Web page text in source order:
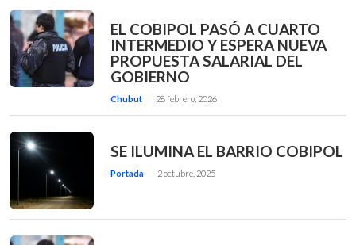
EL COBIPOL PASÓ A CUARTO
INTERMEDIO Y ESPERA NUEVA
PROPUESTA SALARIAL DEL
GOBIERNO
Chubut 28 febrero, 2026
SE ILUMINA EL BARRIO COBIPOL
Portada 2 octubre, 2025